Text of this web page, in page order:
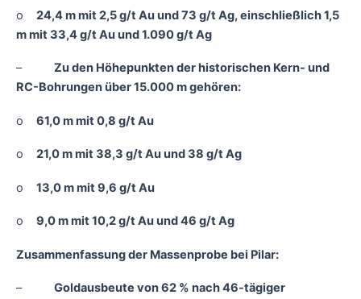
o 24,4 m mit 2,5 g/t Au und 73 g/t Ag, einschließlich 1,5
m mit 33,4 g/t Au und 1.090 g/t Ag
– Zu den Höhepunkten der historischen Kern- und
RC-Bohrungen über 15.000 m gehören:
o 61,0 m mit 0,8 g/t Au
o 21,0 m mit 38,3 g/t Au und 38 g/t Ag
o 13,0 m mit 9,6 g/t Au
o 9,0 m mit 10,2 g/t Au und 46 g/t Ag
Zusammenfassung der Massenprobe bei Pilar:
– Goldausbeute von 62 % nach 46-tägiger